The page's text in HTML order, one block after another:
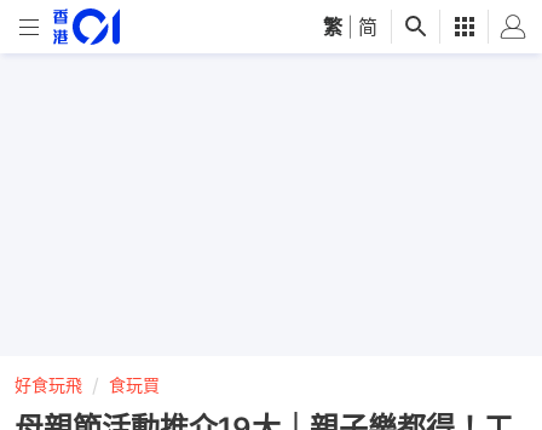
繁 简
好食玩飛 食玩買